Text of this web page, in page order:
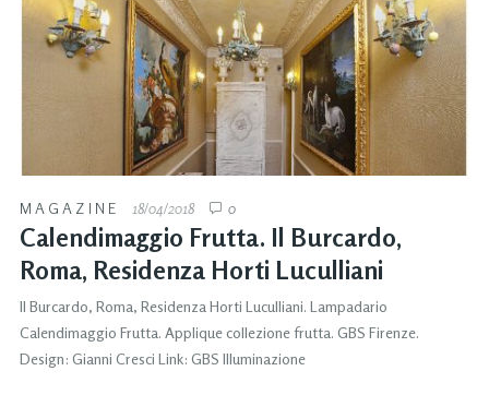
MAGAZINE 18/04/2018 0
Calendimaggio Frutta. Il Burcardo,
Roma, Residenza Horti Luculliani
Il Burcardo, Roma, Residenza Horti Luculliani. Lampadario
Calendimaggio Frutta. Applique collezione frutta. GBS Firenze.
Design: Gianni Cresci Link: GBS Illuminazione